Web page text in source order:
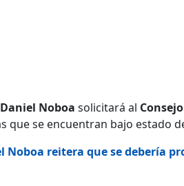
Daniel Noboa solicitará al
que se encuentran bajo estado
Noboa reitera que se debería